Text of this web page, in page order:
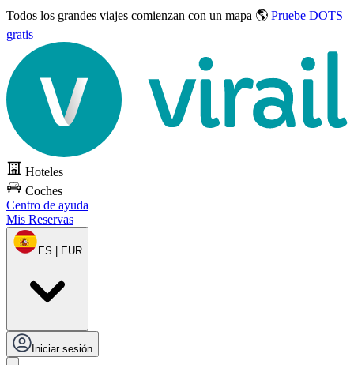
Todos los grandes viajes comienzan con un mapa 🌎 Pruebe DOTS
gratis
Hoteles
Coches
Centro de ayuda
Mis Reservas
ES | EUR
Iniciar sesión